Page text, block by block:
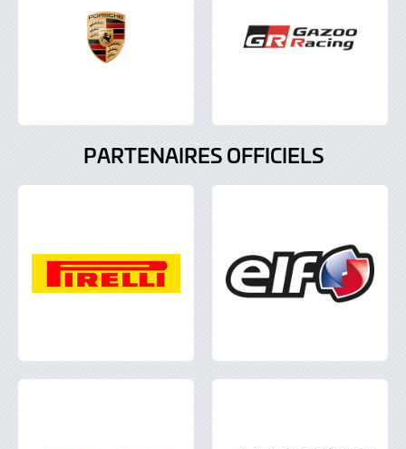
PARTENAIRES OFFICIELS